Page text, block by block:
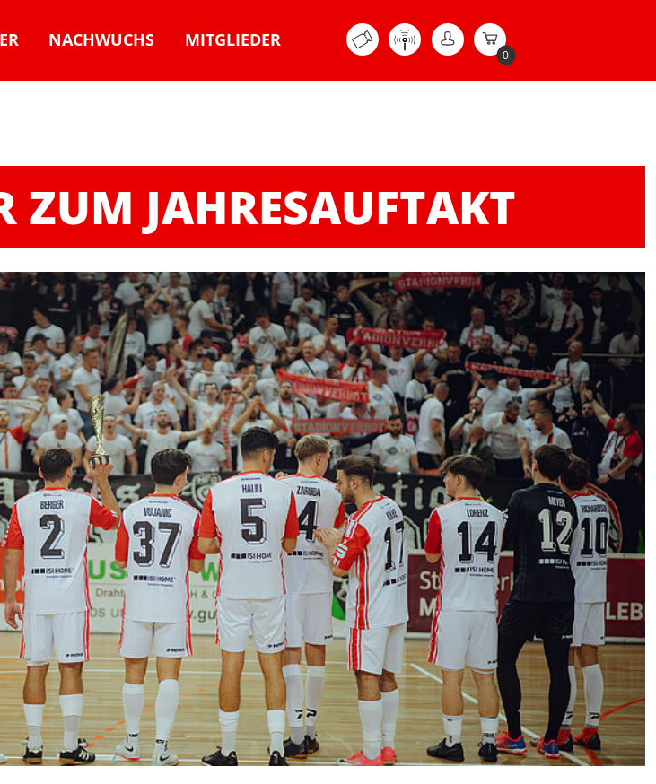
NACHWUCHS MITGLIEDER
0
ZUM JAHRESAUFTAKT